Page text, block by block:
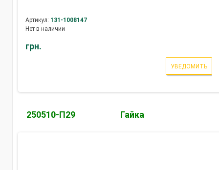
Артикул: 131-1008147
Нет в наличии
грн.
УВЕДОМИТЬ
250510-П29 Гайка